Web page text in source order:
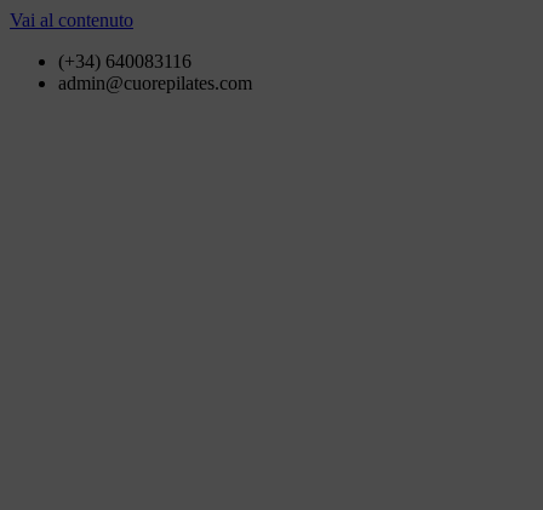
Vai al contenuto
(+34) 640083116
admin@cuorepilates.com